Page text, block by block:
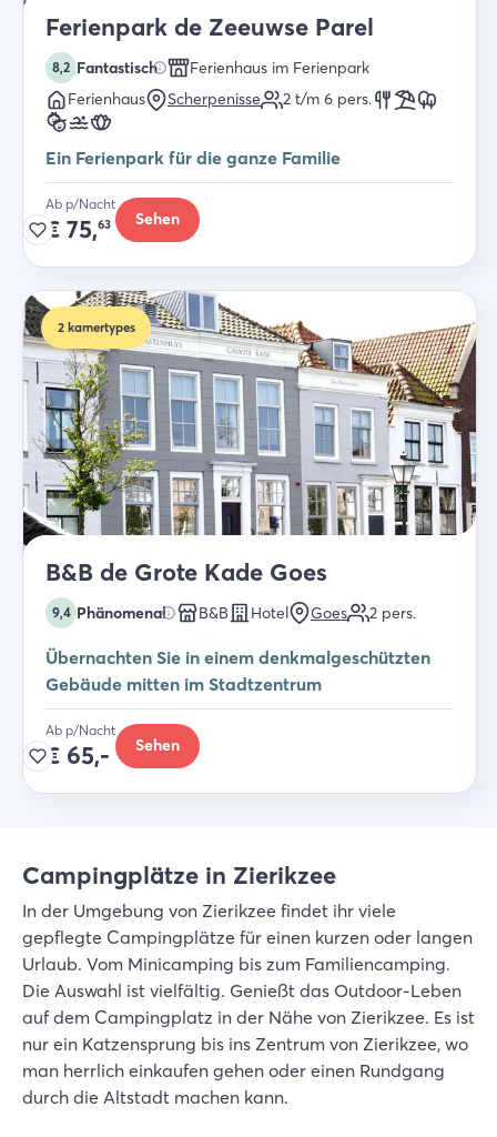
Ferienpark de Zeeuwse Parel
8,2 Fantastisch
Ferienhaus im Ferienpark
Ferienhaus
Scherpenisse 2 t/m 6 pers.
Ein Ferienpark für die ganze Familie
Ab p/Nacht
€ 75,63 Sehen
2 kamertypes
B&B de Grote Kade Goes
9,4 Phänomenal B&B Hotel Goes 2 pers.
Übernachten Sie in einem denkmalgeschützten
Gebäude mitten im Stadtzentrum
Ab p/Nacht
€ 65,- Sehen
Campingplätze in Zierikzee
In der Umgebung von Zierikzee findet ihr viele
gepflegte Campingplätze für einen kurzen oder langen
Urlaub. Vom Minicamping bis zum Familiencamping.
Die Auswahl ist vielfältig. Genießt das Outdoor-Leben
auf dem Campingplatz in der Nähe von Zierikzee. Es ist
nur ein Katzensprung bis ins Zentrum von Zierikzee, wo
man herrlich einkaufen gehen oder einen Rundgang
durch die Altstadt machen kann.